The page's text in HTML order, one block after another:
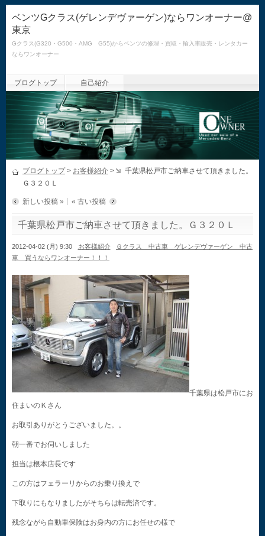
ベンツGクラス(ゲレンデヴァーゲン)ならワンオーナー@
東京
Gクラス(G320・G500・AMG G55)からベンツの修理・買取・輸入車販売・レンタカー
ならワンオーナー
ブログトップ 自己紹介
ブログトップ> お客様紹介 >
千葉県松戸市ご納車させて頂きました。
Ｇ３２０Ｌ
新しい投稿 » « 古い投稿
千葉県松戸市ご納車させて頂きました。Ｇ３２０Ｌ
2012-04-02 (月) 9:30 お客様紹介
Ｇクラス 中古車 ゲレンデヴァーゲン 中古
車 買うならワンオーナー！！！
千葉県は松戸市にお
住まいのＫさん
お取引ありがとうございました。。
朝一番でお伺いしました
担当は根本店長です
この方はフェラーリからのお乗り換えで
下取りにもなりましたがそちらは転売済です。
残念ながら自動車保険はお身内の方にお任せの様で